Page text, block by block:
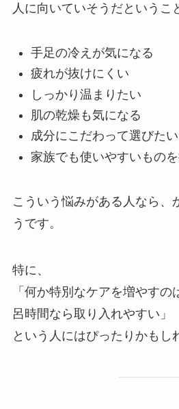
人に向いていそうだというこ
手足の冷えが気になる
疲れが抜けにくい
しっかり温まりたい
肌の乾燥も気になる
成分にこだわって選びたい
家族でも使いやすいもの
こういう悩みがある人なら、
うです。
特に、
「何か特別なケアを増やす
呂時間なら取り入れやすい」
という人にはぴったりかもし